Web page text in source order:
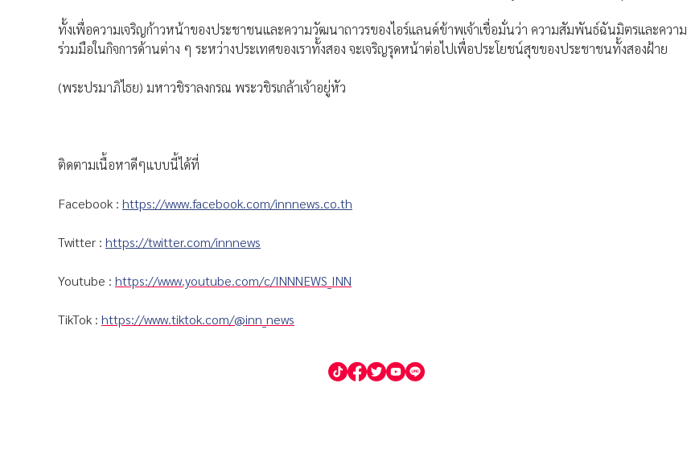
ทั้งเพื่อความเจริญก้าวหน้าของประชาชนและความวัฒนาถาวรของไอร์แลนด์ข้าพเจ้าเชื่อมั่นว่า ความสัมพันธ์ฉันมิตรและความ
ร่วมมือในกิจการด้านต่าง ๆ ระหว่างประเทศของเราทั้งสอง จะเจริญรุดหน้าต่อไปเพื่อประโยชน์สุขของประชาชนทั้งสองฝ้าย
(พระปรมาภิไธย) มหาวชิราลงกรณ พระวชิรเกล้าเจ้าอยู่หัว
ติดตามเนื้อหาดีๆแบบนี้ได้ที่
Facebook : https://www.facebook.com/innnews.co.th
Twitter : https://twitter.com/innnews
Youtube : https://www.youtube.com/c/INNNEWS_INN
TikTok : https://www.tiktok.com/@inn_news